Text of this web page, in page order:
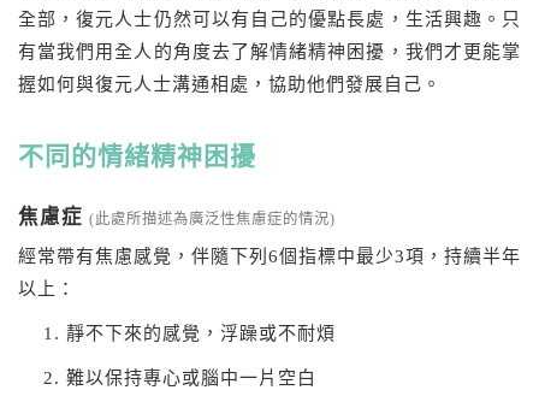
全部，復元人士仍然可以有自己的優點長處，生活興趣。只
有當我們用全人的角度去了解情緒精神困擾，我們才更能掌
握如何與復元人士溝通相處，協助他們發展自己。
不同的情緒精神困擾
焦慮症 (此處所描述為廣泛性焦慮症的情況)
經常帶有焦慮感覺，伴隨下列6個指標中最少3項，持續半年
以上：
靜不下來的感覺，浮躁或不耐煩
難以保持專心或腦中一片空白